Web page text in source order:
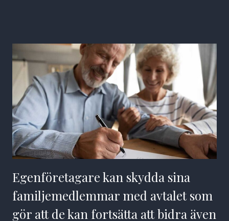
Egenföretagare kan skydda sina
familjemedlemmar med avtalet som
gör att de kan fortsätta att bidra även